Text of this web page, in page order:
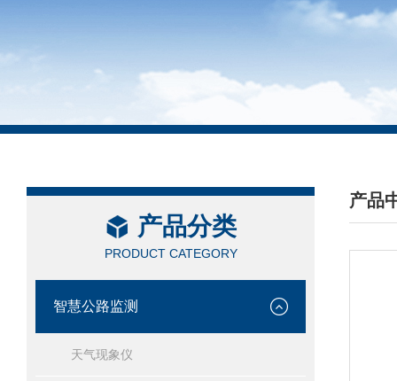
产品分类
PRODUCT CATEGORY
智慧公路监测
天气现象仪
产品
/